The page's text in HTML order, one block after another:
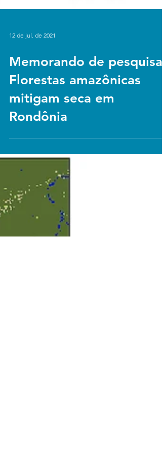
Memorando de pesquisa:
Florestas amazônicas
mitigam seca em
Rondônia